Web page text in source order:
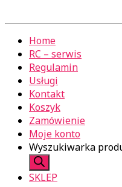
Home
RC – serwis
Regulamin
Usługi
Kontakt
Koszyk
Zamówienie
Moje konto
Wyszukiwarka
SKLEP